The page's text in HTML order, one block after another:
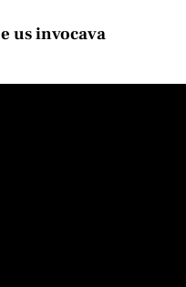
us invocava